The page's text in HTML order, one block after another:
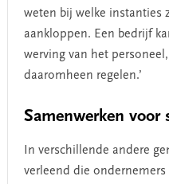
weten bij welke instanties
aankloppen. Een bedrijf
werving van het
daaromheen regelen.’
Samenwerken voor
In verschillende andere
verleend die